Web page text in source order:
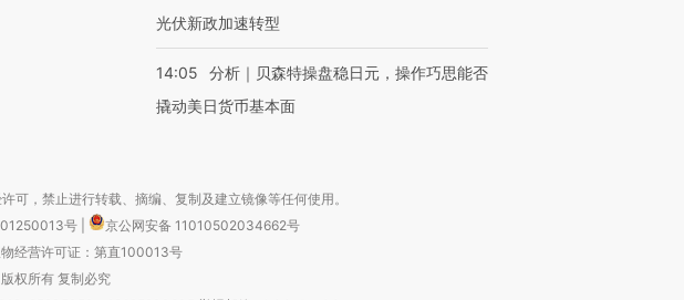
光伏新政加速转型
14:05
分析｜贝森特操盘稳日元，操作巧思能否
撬动美日货币基本面
可，禁止进行转载、摘编、复制及建立镜像等任何使用。
号
京公网安备 11010502034662号
经营许可证：第直100013号
权所有 复制必究